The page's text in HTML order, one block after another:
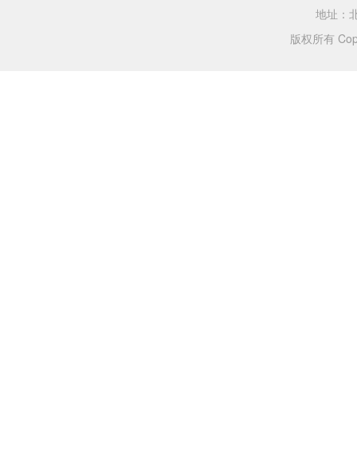
地址：
版权所有